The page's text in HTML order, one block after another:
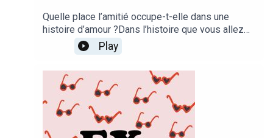
Quelle place l’amitié occupe-t-elle dans une
histoire d’amour ?Dans l’histoire que vous allez
entendre, elle en est le cœur battant. Car lorsque
les drames surviennent, la vie met parfois sur
notre route des personnes, des rencontres, des
ressources qui nous aident à nous relever.Pour
Angélique elle a pris le visage du grand amour,
rien que ça !Clémentine De La Grange a réalisé
cet épisode, Stéphane Bidart l'a monté et mis en
musique.
Play